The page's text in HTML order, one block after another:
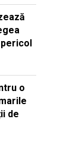
o
de